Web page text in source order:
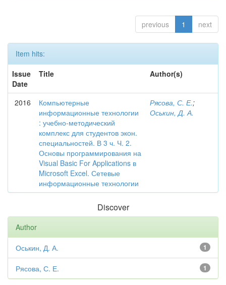
previous 1 next
Item hits:
Issue
Date
Title Author(s)
2016
Компьютерные
информационные технологии
: учебно-методический
комплекс для студентов экон.
специальностей. В 3 ч. Ч. 2.
Основы программирования на
Visual Basic For Applications в
Microsoft Excel. Сетевые
информационные технологии
Рясова, С. Е.;
Оськин, Д. А.
Discover
Author
1
Оськин, Д. А.
1
Рясова, С. Е.